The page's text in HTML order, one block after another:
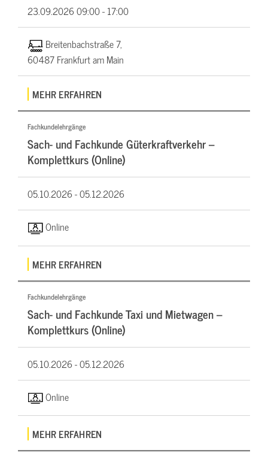
23.09.202609:00 - 17:00
Breitenbachstraße 7,
60487 Frankfurt am Main
MEHR ERFAHREN
Fachkundelehrgänge
Sach- und Fachkunde Güterkraftverkehr –
Komplettkurs (Online)
05.10.2026 -05.12.2026
Online
MEHR ERFAHREN
Fachkundelehrgänge
Sach- und Fachkunde Taxi und Mietwagen –
Komplettkurs (Online)
05.10.2026 -05.12.2026
Online
MEHR ERFAHREN